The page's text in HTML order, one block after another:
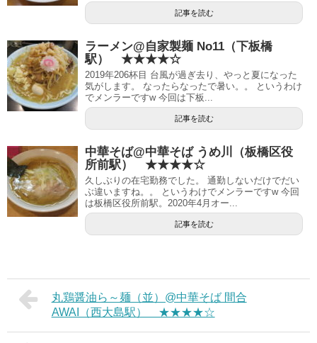
記事を読む
ラーメン@自家製麺 No11（下板橋
駅） ★★★★☆
2019年206杯目 台風が過ぎ去り、やっと夏になった
気がします。 なったらなったで暑い。。 というわけ
でメンラーですw 今回は下板...
記事を読む
中華そば@中華そば うめ川（板橋区役
所前駅） ★★★★☆
久しぶりの在宅勤務でした。 通勤しないだけでだい
ぶ違いますね。。 というわけでメンラーですw 今回
は板橋区役所前駅。2020年4月オー...
記事を読む
丸鶏醤油ら～麺（並）@中華そば 間合
AWAI（西大島駅） ★★★★☆